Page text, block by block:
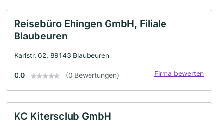
Reisebüro Ehingen GmbH, Filiale
Blaubeuren
Karlstr. 62, 89143 Blaubeuren
0.0 (0 Bewertungen) Firma bewerten
KC Kitersclub GmbH